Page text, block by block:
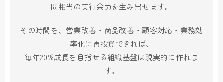
間相当の実行余力を生み出せます。
その時間を、営業改善・商品改善・顧客対応・業務効
率化に再投資できれば、
毎年20%成長を目指せる組織基盤は現実的に作れま
す。